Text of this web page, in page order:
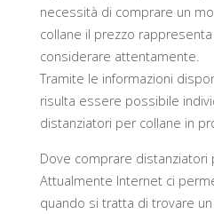
necessità di comprare un
collane il prezzo
considerare attentamente.
Tramite le informazioni
risulta essere possibile
distanziatori per collane in
Dove comprare distanziatori
Attualmente Internet ci
quando si tratta di trovare